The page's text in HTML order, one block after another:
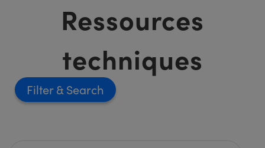
Ressources
techniques
Filter